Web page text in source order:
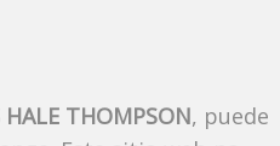
THOMPSON, puede